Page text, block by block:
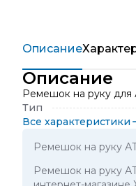
Описание
Описание
Ремешок на руку для
Тип
Все характеристики
Ремешок на руку
Ремешок на руку